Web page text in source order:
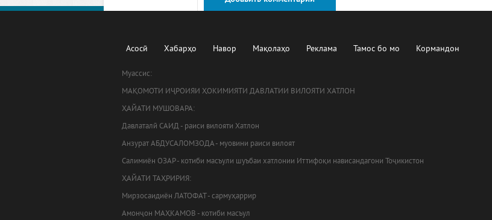
Асосӣ Хабарҳо Навор Мақолаҳо Реклама Тамос бо мо Кормандон
Муассис:
МАҚОМОТИ ИҶРОИЯИ ҲОКИМИЯТИ ДАВЛАТИИ ВИЛОЯТИ ХАТЛОН
ҲАЙАТИ МУШОВАРА:
Давлаталӣ САИД - раиси вилояти Хатлон
Анзурат АБДУСАЛОМЗОДА - муовини раиси вилоят
Салимиён ОЗАР - котиби масъули шуъбаи хатлонии Иттифоқи нависандагони Тоҷикистон
ҲАЙАТИ ТАҲРИРИЯ:
Мирзосаидиён ЛАТОФАТ - сармуҳаррир
Амонҷон МАҲКАМОВ - котиби масъул